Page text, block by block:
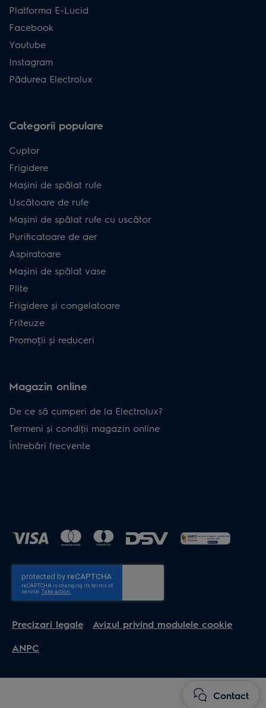
Contact
Platforma E-Lucid
Facebook
Youtube
Instagram
Pădurea Electrolux
Categorii populare
Cuptor
Frigidere
Mașini de spălat rufe
Uscătoare de rufe
Mașini de spălat rufe cu uscător
Purificatoare de aer
Aspiratoare
Mașini de spălat vase
Plite
Frigidere și congelatoare
Friteuze
Promoții și reduceri
Magazin online
De ce să cumperi de la Electrolux?
Termeni și condiţii magazin online
Întrebări frecvente
Precizari legale
Avizul privind modulele cookie
ANPC